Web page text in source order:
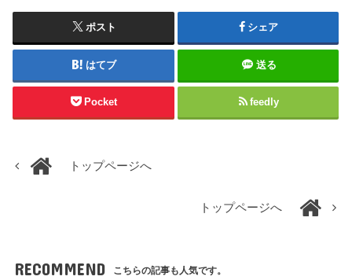
ポスト シェア
はてブ 送る
Pocket feedly
トップページへ
トップページへ
RECOMMEND こちらの記事も人気です。